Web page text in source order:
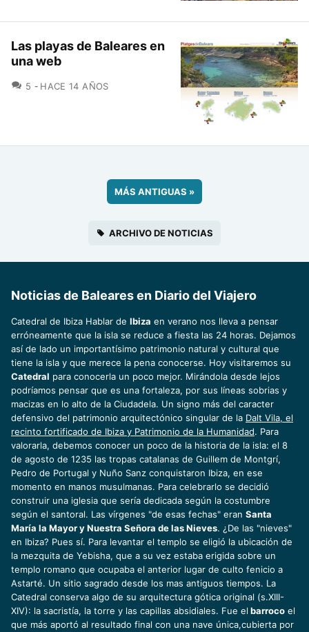
Las playas de Baleares en
una web
5 COMENTARIOS
HACE 14 AÑOS
MÁS ANTIGUAS »
ARCHIVO DE NOTICIAS
Noticias de Baleares en Diario del Viajero
Catedral de Ibiza Hablar de Ibiza en verano nos lleva a pensar
erróneamente que la isla se reduce a fiesta las 24 horas. Dejamos
así de lado un importantísimo patrimonio natural y cultural que
tiene la isla y que merece la pena conocerse. Hoy visitaremos su
Catedral para conocerla un poco mejor. Mirándola desde lejos
podríamos pensar que es una fortaleza, por sus líneas sobrias y
macizas en lo alto de la Ciudadela. Un signo más del caracter
defensivo del patrimonio arquitectónico singular de la Dalt Vila, el
recinto fortificado de Ibiza y Patrimonio de la Humanidad. Para
valorarla, debemos conocer un poco de la historia de la isla: el 8
de agosto de 1235 las tropas catalanas de Guillem de Montgrí,
Pedro de Portugal y Nuño Sanz conquistaron Ibiza, en ese
momento en manos musulmanas. Para celebrarlo se decidió
construir una iglesia que sería dedicada según la costumbre
según el santoral. Las vírgenes "de esas fechas" eran Santa
María la Mayor y Nuestra Señora de las Nieves. ¿De las "nieves"
en Ibiza? Pues sí. Para levantar el templo se eligió la ubicación de
la mezquita de Yebisha, que a su vez estaba erigida sobre un
templo romano que ocupaba el anterior lugar de culto fenicio a
Astarté. Un sitio sagrado desde los mas antiguos tiempos. La
Catedral conserva algo de su arquitectura gótica original (s.XIII-
XIV): la sacristía, la torre y las capillas absidiales. Fue el barroco el
que más aportó al resultado final con una nave única,cubierta por